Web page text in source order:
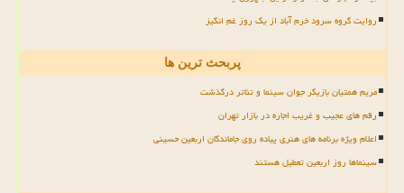
روایت گروه سرود خرم آباد از یک روز غم انگیز
پربحث ترین ها
مریم همتیان بازیگر جوان سینما و تئاتر درگذشت
رقم های عجیب و غریب اجاره در بازار تهران
اعلام ویژه برنامه های هنری پیاده روی جاماندگان اربعین حسینی
سینماها روز اربعین تعطیل هستند